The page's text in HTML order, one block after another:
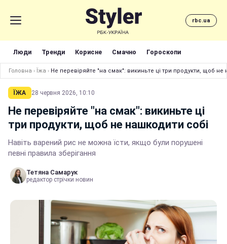
rbc.ua
Люди Тренди Корисне Смачно Гороскопи
Головна › Їжа › Не перевіряйте "на смак": викиньте ці три продукти, щоб не
ЇЖА 28 червня 2026, 10:10
Не перевіряйте "на смак": викиньте ці
три продукти, щоб не нашкодити собі
Навіть варений рис не можна їсти, якщо були порушені
певні правила зберігання
Тетяна Самарук
редактор стрічки новин